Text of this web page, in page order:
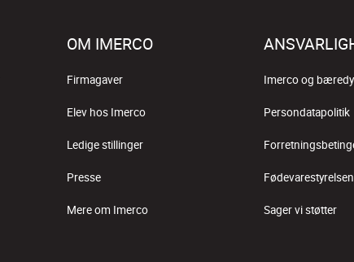
OM IMERCO
Firmagaver
Elev hos Imerco
Ledige stillinger
Presse
Mere om Imerco
Imerco og
Persondatapolitik
Sager vi støtter